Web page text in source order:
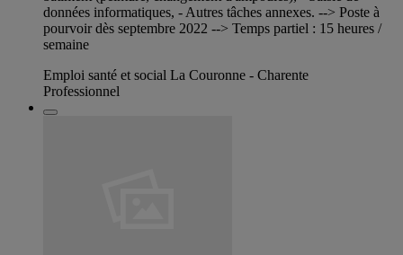
données informatiques, - Autres tâches annexes. --> Poste à
pourvoir dès septembre 2022 --> Temps partiel : 15 heures /
semaine
Emploi santé et social La Couronne - Charente
Professionnel